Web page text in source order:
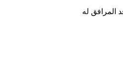
المرافق له